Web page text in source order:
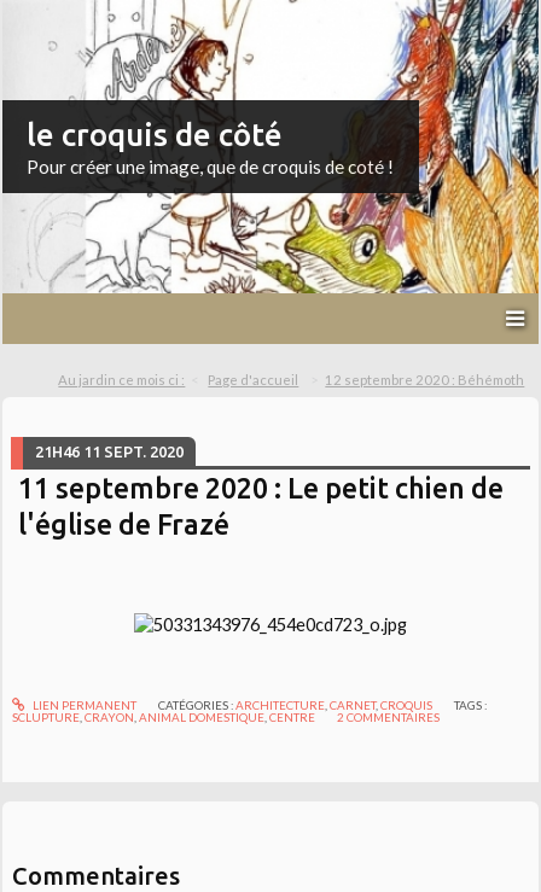
le croquis de côté
Pour créer une image, que de croquis de coté !
Au jardin ce mois ci : Page d'accueil 12 septembre 2020 : Béhémoth
21H46 11 SEPT. 2020
11 septembre 2020 : Le petit chien de
l'église de Frazé
LIEN PERMANENT CATÉGORIES :ARCHITECTURE, CARNET,CROQUIS
TAGS :
SCLUPTURE ,CRAYON ,ANIMAL DOMESTIQUE ,CENTRE 2 COMMENTAIRES
Commentaires